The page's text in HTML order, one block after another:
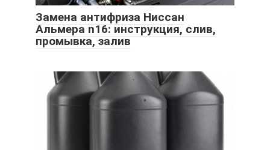
Замена антифриза Ниссан
Альмера n16: инструкция, слив,
промывка, залив